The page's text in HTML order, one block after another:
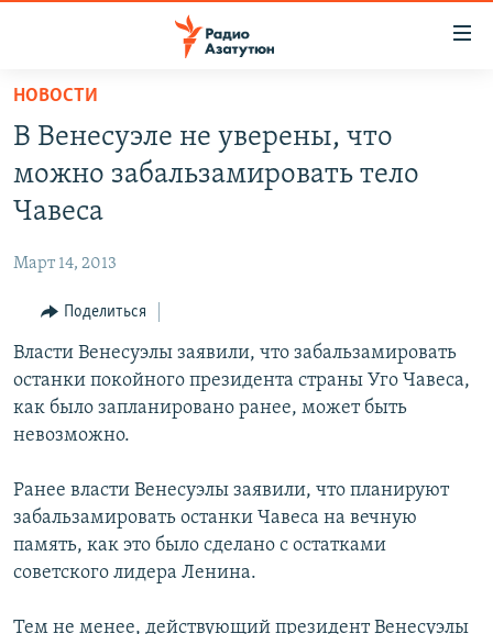
Перейти
основному
содержанию
Перейти
основной
навигации
Перейти
поиску
ПОЛИТИКА
ЭКОНОМИКА
РЕГИОН
НАГОРНЫЙ КАРАБАХ
КУЛЬТУРА
СПОРТ
English
НОВОСТИ
В Венесуэле не уверены, что
можно забальзамировать тело
Чавеса
Март 14, 2013
Поделиться
Власти Венесуэлы заявили, что забальзамировать
останки покойного президента страны Уго Чавеса,
как было запланировано ранее, может быть
невозможно.
Ранее власти Венесуэлы заявили, что планируют
забальзамировать останки Чавеса на вечную
память, как это было сделано с остатками
советского лидера Ленина.
Тем не менее, действующий президент Венесуэлы